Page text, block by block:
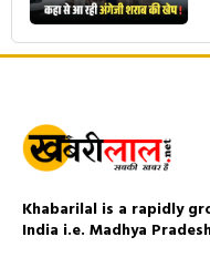
Khabarilal is a rapidly
India i.e. Madhya